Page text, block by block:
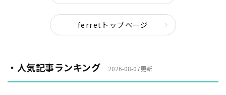
ferretトップページ
・人気記事ランキング 2026-08-07更新